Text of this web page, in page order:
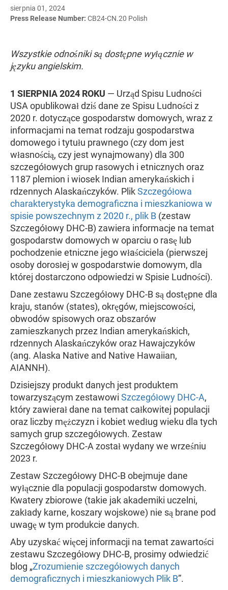
sierpnia 01, 2024
Press Release Number: CB24-CN.20 Polish
Wszystkie odnośniki są dostępne wyłącznie w
języku angielskim.
1 SIERPNIA 2024 ROKU — Urząd Spisu Ludności
USA opublikował dziś dane ze Spisu Ludności z
2020 r. dotyczące gospodarstw domowych, wraz z
informacjami na temat rodzaju gospodarstwa
domowego i tytułu prawnego (czy dom jest
własnością, czy jest wynajmowany) dla 300
szczegółowych grup rasowych i etnicznych oraz
1187 plemion i wiosek Indian amerykańskich i
rdzennych Alaskańczyków. PlikSzczegółowa
charakterystyka demograficzna i mieszkaniowa w
spisie powszechnym z 2020 r., plik B (zestaw
Szczegółowy DHC-B) zawiera informacje na temat
gospodarstw domowych w oparciu o rasę lub
pochodzenie etniczne jego właściciela (pierwszej
osoby dorosłej w gospodarstwie domowym, dla
której dostarczono odpowiedzi w Spisie Ludności).
Dane zestawu Szczegółowy DHC-B są dostępne dla
kraju, stanów (states), okręgów, miejscowości,
obwodów spisowych oraz obszarów
zamieszkanych przez Indian amerykańskich,
rdzennych Alaskańczyków oraz Hawajczyków
(ang. Alaska Native and Native Hawaiian,
AIANNH).
Dzisiejszy produkt danych jest produktem
towarzyszącym zestawowi Szczegółowy DHC-A,
który zawierał dane na temat całkowitej populacji
oraz liczby mężczyzn i kobiet według wieku dla tych
samych grup szczegółowych. Zestaw
Szczegółowy DHC-A został wydany we wrześniu
2023 r.
Zestaw Szczegółowy DHC-B obejmuje dane
wyłącznie dla populacji gospodarstw domowych.
Kwatery zbiorowe (takie jak akademiki uczelni,
zakłady karne, koszary wojskowe) nie są brane pod
uwagę w tym produkcie danych.
Aby uzyskać więcej informacji na temat zawartości
zestawu Szczegółowy DHC-B, prosimy odwiedzić
blog „Zrozumienie szczegółowych danych
demograficznych i mieszkaniowych Plik B”.